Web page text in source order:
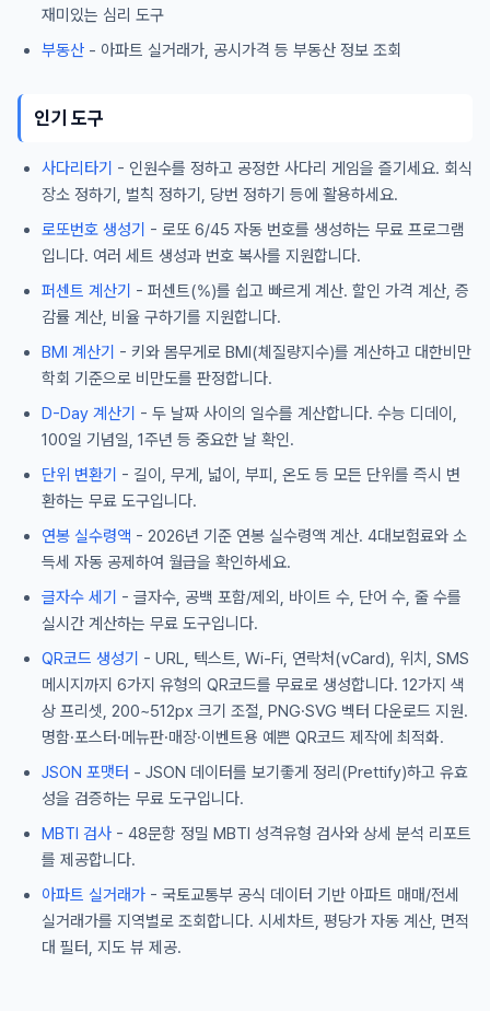
재미있는 심리 도구
부동산 - 아파트 실거래가, 공시가격 등 부동산 정보 조회
인기 도구
사다리타기 - 인원수를 정하고 공정한 사다리 게임을 즐기세요. 회식
장소 정하기, 벌칙 정하기, 당번 정하기 등에 활용하세요.
로또번호 생성기 - 로또 6/45 자동 번호를 생성하는 무료 프로그램
입니다. 여러 세트 생성과 번호 복사를 지원합니다.
퍼센트 계산기 - 퍼센트(%)를 쉽고 빠르게 계산. 할인 가격 계산, 증
감률 계산, 비율 구하기를 지원합니다.
BMI 계산기 - 키와 몸무게로 BMI(체질량지수)를 계산하고 대한비만
학회 기준으로 비만도를 판정합니다.
D-Day 계산기 - 두 날짜 사이의 일수를 계산합니다. 수능 디데이,
100일 기념일, 1주년 등 중요한 날 확인.
단위 변환기 - 길이, 무게, 넓이, 부피, 온도 등 모든 단위를 즉시 변
환하는 무료 도구입니다.
연봉 실수령액 - 2026년 기준 연봉 실수령액 계산. 4대보험료와 소
득세 자동 공제하여 월급을 확인하세요.
글자수 세기 - 글자수, 공백 포함/제외, 바이트 수, 단어 수, 줄 수를
실시간 계산하는 무료 도구입니다.
QR코드 생성기 - URL, 텍스트, Wi-Fi, 연락처(vCard), 위치, SMS
메시지까지 6가지 유형의 QR코드를 무료로 생성합니다. 12가지 색
상 프리셋, 200~512px 크기 조절, PNG·SVG 벡터 다운로드 지원.
명함·포스터·메뉴판·매장·이벤트용 예쁜 QR코드 제작에 최적화.
JSON 포맷터 - JSON 데이터를 보기좋게 정리(Prettify)하고 유효
성을 검증하는 무료 도구입니다.
MBTI 검사 - 48문항 정밀 MBTI 성격유형 검사와 상세 분석 리포트
를 제공합니다.
아파트 실거래가 - 국토교통부 공식 데이터 기반 아파트 매매/전세
실거래가를 지역별로 조회합니다. 시세차트, 평당가 자동 계산, 면적
대 필터, 지도 뷰 제공.